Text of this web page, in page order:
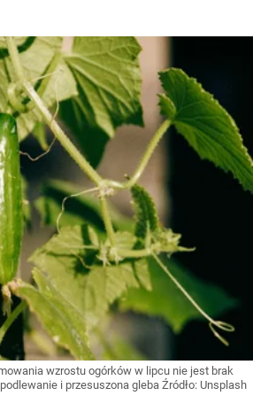
wzrostu ogórków w lipcu nie jest brak
i przesuszona gleba Źródło: Unsplash